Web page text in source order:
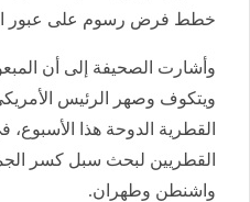
خطط فرض رسوم على عبور
وأشارت الصحيفة إلى أن
ويتكوف وصهر الرئيس
القطرية الدوحة هذا
القطريين لبحث سبل كسر
واشنطن وطهران.